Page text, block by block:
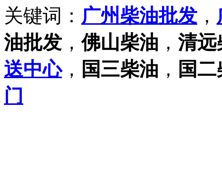
关键词： 广州柴油批发 ，
油批发 ，佛山柴油 ， 清远
送中心， 国三柴油 ， 国
门